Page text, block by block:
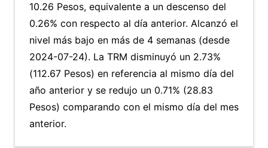
10.26 Pesos, equivalente a un descenso del
0.26% con respecto al día anterior. Alcanzó el
nivel más bajo en más de 4 semanas (desde
2024-07-24). La TRM disminuyó un 2.73%
(112.67 Pesos) en referencia al mismo día del
año anterior y se redujo un 0.71% (28.83
Pesos) comparando con el mismo día del mes
anterior.